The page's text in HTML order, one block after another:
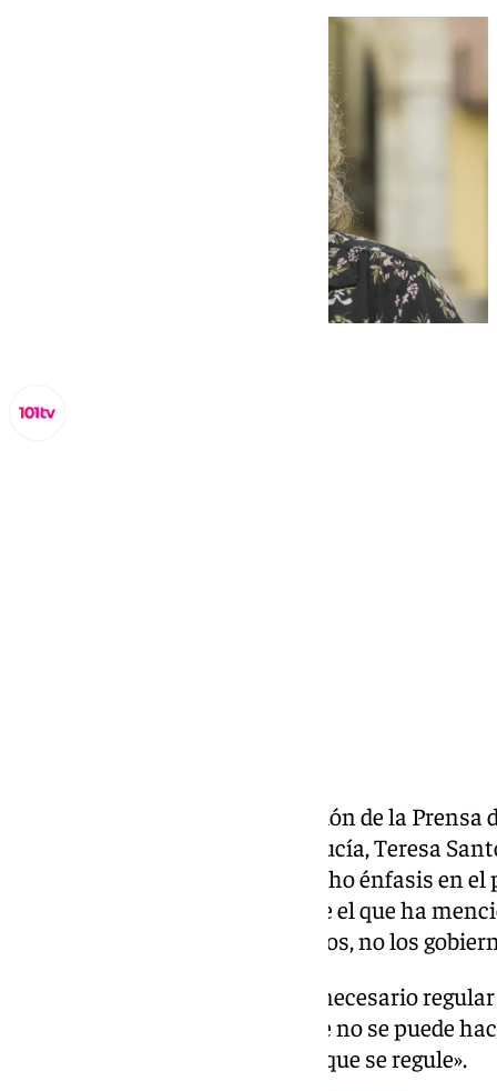
La vicepresidenta de la Asociación de la
Colegio de Periodistas de Andalucía, Teresa
‘Llegó la hora’ de 101TV y ha hecho énfasis en
democrática del Gobierno, sobre el que ha
tienen que regular a ellos mismos, no los
Pese a eso, ha indicado que «es necesario
existen pseudomedios, pero que no se puede
que tiene que ser ella misma la que se regule».